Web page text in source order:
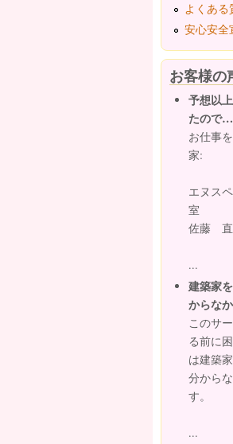
よくある
安心安全
お客様の
予想以
たので
お仕事
家:
エヌス
室
佐藤 直
...
建築家
からな
このサ
る前に
は建築
分から
す。
...